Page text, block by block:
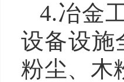
4.冶金
设备设施
粉尘、木